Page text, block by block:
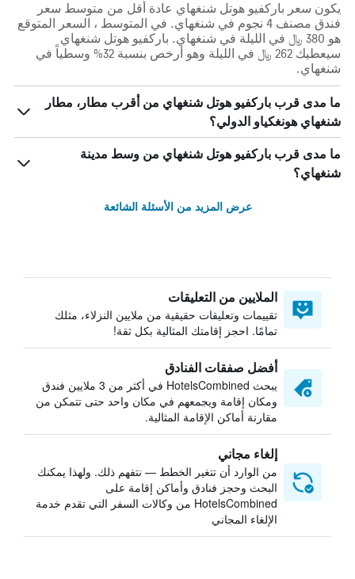
يكون سعر باركفيو هوتل شنغهاي عادة أقل من متوسط ​​سعر
فندق مصنف 4 نجوم في شنغهاي. في المتوسط ، السعر المتوقع
هو 380 ﷼ في الليلة في شنغهاي. باركفيو هوتل شنغهاي
سيعطيك 262 ﷼ في الليلة وهو أرخص بنسبة 32% وسطياً في
شنغهاي.
ما مدى قرب باركفيو هوتل شنغهاي من أقرب مطار، مطار
شنغهاي هونغكياو الدولي؟
ما مدى قرب باركفيو هوتل شنغهاي من وسط مدينة
شنغهاي؟
عرض المزيد من الأسئلة الشائعة
الملايين من التعليقات
تقييمات وتعليقات حقيقية من ملايين النزلاء، مثلك
تمامًا. احجز إقامتك المثالية بكل ثقة!
أفضل صفقات الفنادق
يبحث HotelsCombined في أكثر من 3 ملايين فندق
ومكان إقامة ويجمعهم في مكان واحد حتى تتمكن من
مقارنة أماكن الإقامة المثالية.
إلغاء مجاني
من الوارد أن تتغير الخطط — نتفهم ذلك. ولهذا يمكنك
البحث وحجز فنادق وأماكن إقامة على
HotelsCombined من وكالات السفر التي تقدم خدمة
الإلغاء المجاني